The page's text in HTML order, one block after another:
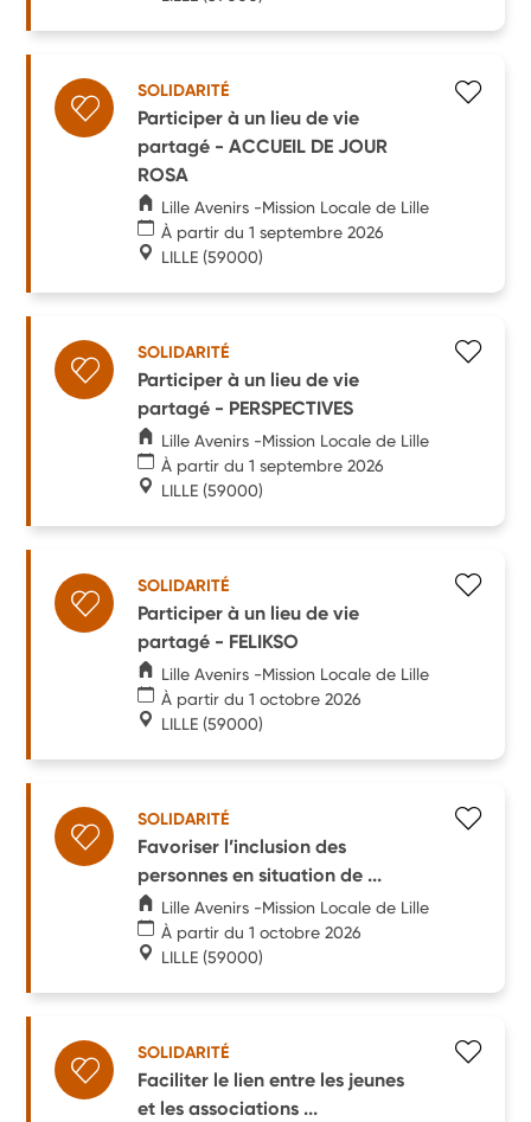
SOLIDARITÉ
Participer à un lieu de vie
partagé - ACCUEIL DE JOUR
ROSA
Lille Avenirs -Mission Locale de Lille
À partir du 1 septembre 2026
LILLE (59000)
SOLIDARITÉ
Participer à un lieu de vie
partagé - PERSPECTIVES
Lille Avenirs -Mission Locale de Lille
À partir du 1 septembre 2026
LILLE (59000)
SOLIDARITÉ
Participer à un lieu de vie
partagé - FELIKSO
Lille Avenirs -Mission Locale de Lille
À partir du 1 octobre 2026
LILLE (59000)
SOLIDARITÉ
Favoriser l’inclusion des
personnes en situation de ...
Lille Avenirs -Mission Locale de Lille
À partir du 1 octobre 2026
LILLE (59000)
SOLIDARITÉ
Faciliter le lien entre les jeunes
et les associations ...